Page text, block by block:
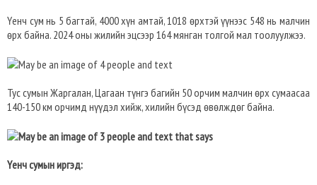
Үенч сум нь 5 багтай, 4000 хүн амтай, 1018 өрхтэй үүнээс 548 нь малчин
өрх байна. 2024 оны жилийн эцсээр 164 мянган толгой мал тоолуулжээ.
Тус сумын Жаргалан, Цагаан түнгэ багийн 50 орчим малчин өрх сумаасаа
140-150 км орчимд нүүдэл хийж, хилийн бүсэд өвөлждөг байна.
Үенч сумын иргэд: